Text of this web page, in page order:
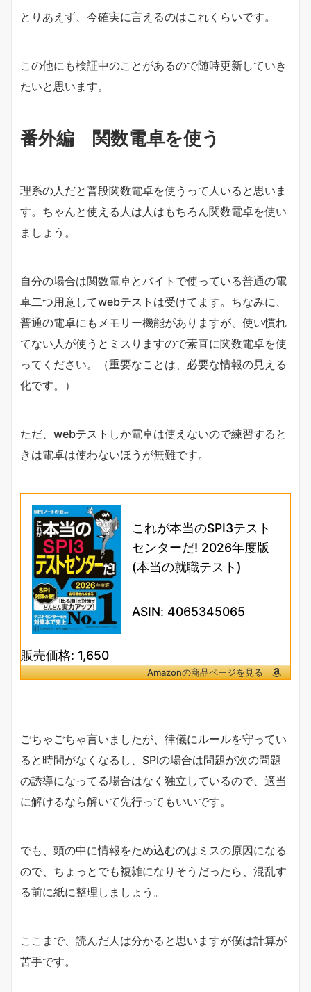
とりあえず、今確実に言えるのはこれくらいです。
この他にも検証中のことがあるので随時更新していき
たいと思います。
番外編 関数電卓を使う
理系の人だと普段関数電卓を使うって人いると思いま
す。ちゃんと使える人は人はもちろん関数電卓を使い
ましょう。
自分の場合は関数電卓とバイトで使っている普通の電
卓二つ用意してwebテストは受けてます。ちなみに、
普通の電卓にもメモリー機能がありますが、使い慣れ
てない人が使うとミスりますので素直に関数電卓を使
ってください。（重要なことは、必要な情報の見える
化です。）
ただ、webテストしか電卓は使えないので練習すると
きは電卓は使わないほうが無難です。
これが本当のSPI3テスト
センターだ! 2026年度版
(本当の就職テスト)
ASIN: 4065345065
販売価格: 1,650
Amazonの商品ページを見る
ごちゃごちゃ言いましたが、律儀にルールを守ってい
ると時間がなくなるし、SPIの場合は問題が次の問題
の誘導になってる場合はなく独立しているので、適当
に解けるなら解いて先行ってもいいです。
でも、頭の中に情報をため込むのはミスの原因になる
ので、ちょっとでも複雑になりそうだったら、混乱す
る前に紙に整理しましょう。
ここまで、読んだ人は分かると思いますが僕は計算が
苦手です。